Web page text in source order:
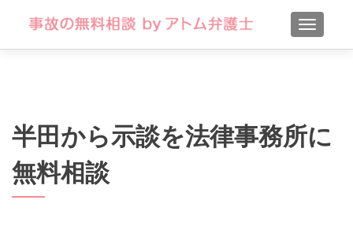
半田から示談を法律事務所に
無料相談